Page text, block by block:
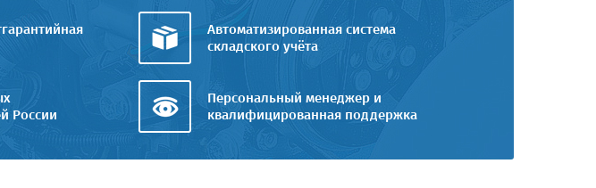
Автоматизированная система
складского учёта
России
Персональный менеджер и
квалифицированная поддержка